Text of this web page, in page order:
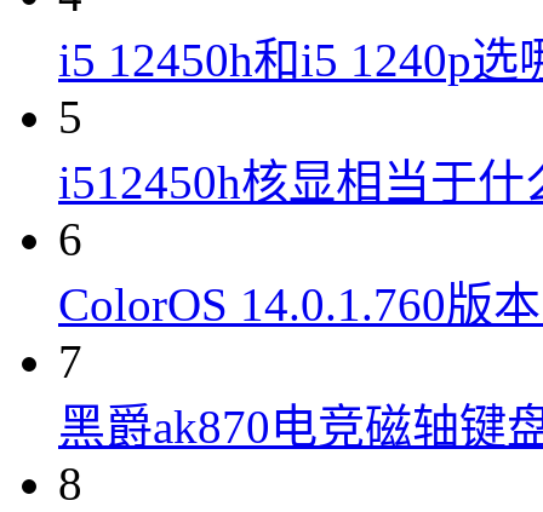
i5 12450h和i5 1240p选
5
i512450h核显相当于什
6
ColorOS 14.0.1.760版
7
黑爵ak870电竞磁轴键
8